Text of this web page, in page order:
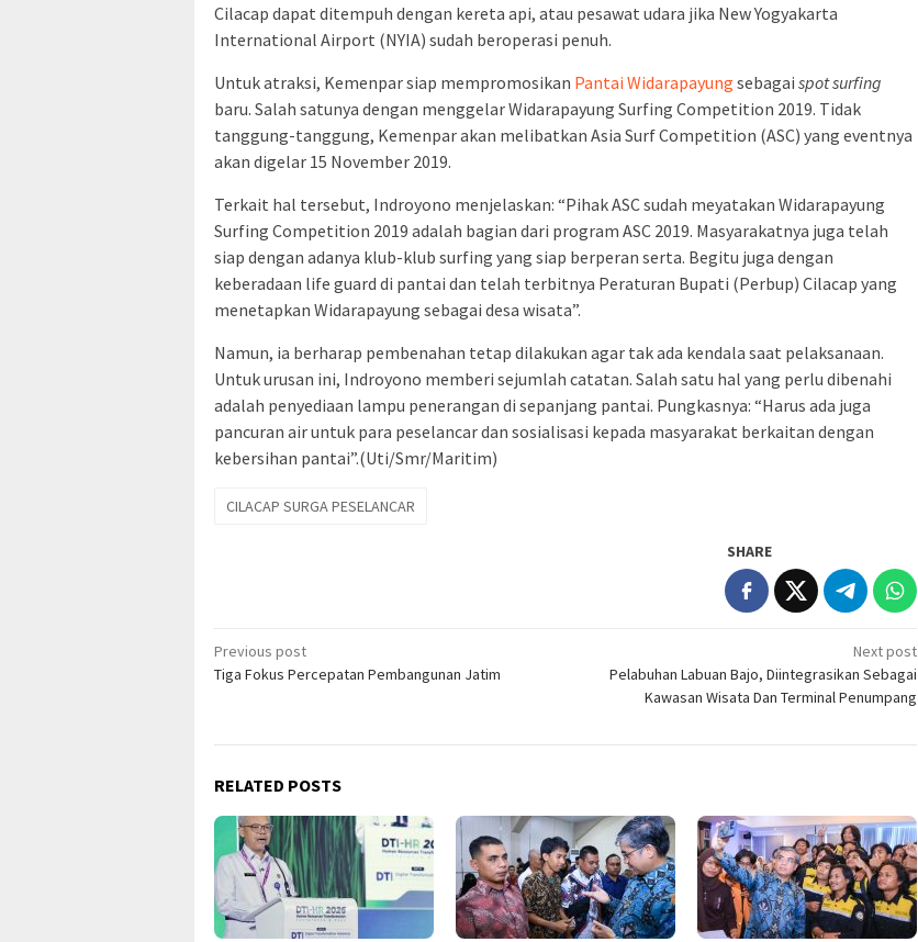
Cilacap dapat ditempuh dengan kereta api, atau pesawat udara jika New Yogyakarta
International Airport (NYIA) sudah beroperasi penuh.
Untuk atraksi, Kemenpar siap mempromosikan Pantai Widarapayung sebagai spotsurfing
baru. Salah satunya dengan menggelar Widarapayung Surfing Competition 2019. Tidak
tanggung-tanggung, Kemenpar akan melibatkan Asia Surf Competition (ASC) yang eventnya
akan digelar 15 November 2019.
Terkait hal tersebut, Indroyono menjelaskan: “Pihak ASC sudah meyatakan Widarapayung
Surfing Competition 2019 adalah bagian dari program ASC 2019. Masyarakatnya juga telah
siap dengan adanya klub-klub surfing yang siap berperan serta. Begitu juga dengan
keberadaan life guard di pantai dan telah terbitnya Peraturan Bupati (Perbup) Cilacap yang
menetapkan Widarapayung sebagai desa wisata”.
Namun, ia berharap pembenahan tetap dilakukan agar tak ada kendala saat pelaksanaan.
Untuk urusan ini, Indroyono memberi sejumlah catatan. Salah satu hal yang perlu dibenahi
adalah penyediaan lampu penerangan di sepanjang pantai. Pungkasnya: “Harus ada juga
pancuran air untuk para peselancar dan sosialisasi kepada masyarakat berkaitan dengan
kebersihan pantai”.(Uti/Smr/Maritim)
CILACAP SURGA PESELANCAR
SHARE
Post
navigation
Previous post
Tiga Fokus Percepatan Pembangunan Jatim
Next post
Pelabuhan Labuan Bajo, Diintegrasikan Sebagai
Kawasan Wisata Dan Terminal Penumpang
RELATED POSTS